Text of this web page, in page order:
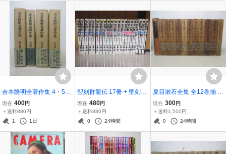
吉本隆明全著作集 4・5・
7・13巻 4冊セット 勁草
書房 棚い
現在 400円
＋送料880円
1
1日
聖刻群龍伝 17冊 + 聖刻群
狼伝 4冊 計21セット 千葉
暁 中央公論社 昇龍の刻/龍
攘の刻/龍虎の刻/ 亢龍の
現在 480円
＋送料880円
0
24時間
夏目漱石全集 全12巻揃 創
藝社 創芸社 セット 棚い
現在 300円
＋送料1,500円
0
24時間